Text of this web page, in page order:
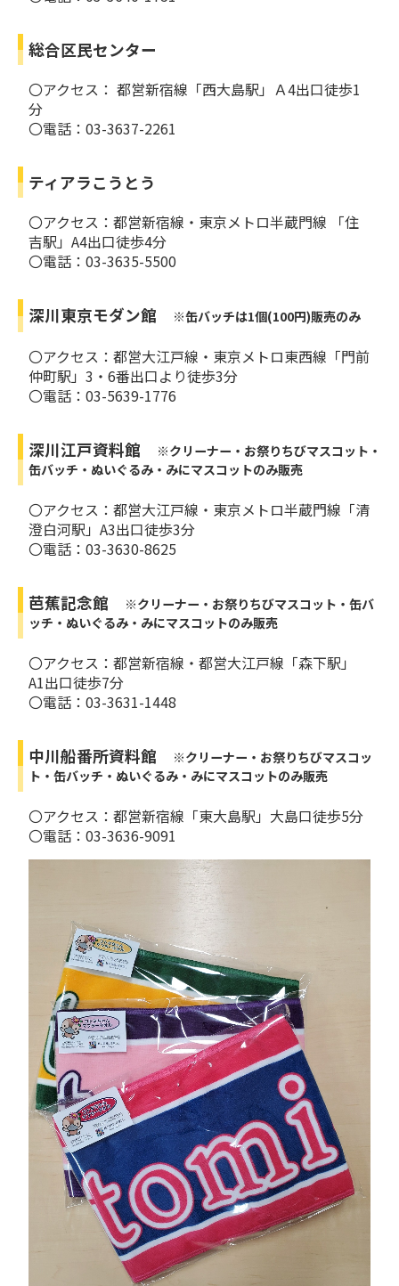
総合区民センター
〇アクセス： 都営新宿線「西大島駅」Ａ4出口徒歩1
分
〇電話：03-3637-2261
ティアラこうとう
〇アクセス：都営新宿線・東京メトロ半蔵門線 「住
吉駅」A4出口徒歩4分
〇電話：03-3635-5500
深川東京モダン館 ※缶バッチは1個(100円)販売のみ
〇アクセス：都営大江戸線・東京メトロ東西線「門前
仲町駅」3・6番出口より徒歩3分
〇電話：03-5639-1776
深川江戸資料館
※クリーナー・お祭りちびマスコット・
缶バッチ・ぬいぐるみ・みにマスコットのみ販売
〇アクセス：都営大江戸線・東京メトロ半蔵門線「清
澄白河駅」A3出口徒歩3分
〇電話：03-3630-8625
芭蕉記念館
※クリーナー・お祭りちびマスコット・缶バ
ッチ・ぬいぐるみ・みにマスコットのみ販売
〇アクセス：都営新宿線・都営大江戸線「森下駅」
A1出口徒歩7分
〇電話：03-3631-1448
中川船番所資料館
※クリーナー・お祭りちびマスコッ
ト・缶バッチ・ぬいぐるみ・みにマスコットのみ販売
〇アクセス：都営新宿線「東大島駅」大島口徒歩5分
〇電話：03-3636-9091